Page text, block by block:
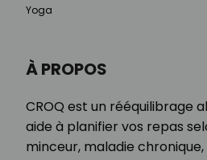
À PROPOS
CROQ est un rééquilibrage
aide à planifier vos repas
minceur, maladie
Yoga